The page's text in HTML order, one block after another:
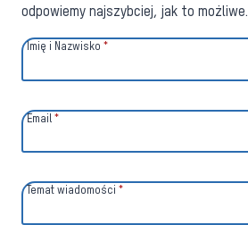
odpowiemy najszybciej, jak to możliwe.
Imię i Nazwisko *
Email *
Temat wiadomości *